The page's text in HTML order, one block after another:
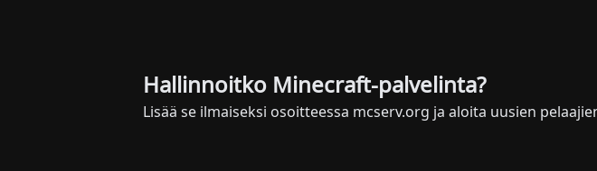
Hallinnoitko Minecraft-palvelinta?
Lisää se ilmaiseksi osoitteessa mcserv.org ja aloita uusien